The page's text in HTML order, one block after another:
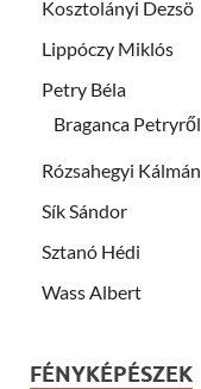
Kosztolányi Dezsö
Lippóczy Miklós
Petry Béla
Braganca Petryről
Rózsahegyi Kálmán
Sík Sándor
Sztanó Hédi
Wass Albert
FÉNYKÉPÉSZEK